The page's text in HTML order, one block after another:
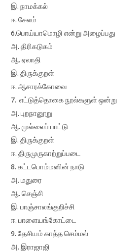
இ. நாமக்கல்
ஈ. சேலம்
6.பொய்யாமொழி என்று அழைப்பது
அ. திரிகடுகம்
ஆ. ஏலாதி
இ. திருக்குறள்
ஈ. ஆசாரக்கோவை
7. எட்டுத்தொகை நூல்களுள் ஒன்று
அ. புறநானூறு
ஆ. முல்லைப் பாட்டு
இ. திருக்குறள்
ஈ. திருமுருகாற்றுப்படை
8. கட்டபொம்மனின் நாடு
அ. மதுரை
ஆ. செஞ்சி
இ. பாஞ்சாலங்குறிச்சி
ஈ. பாளையங்கோட்டை
9. தேசியம் காத்த செம்மல்
அ. இராஜாஜி